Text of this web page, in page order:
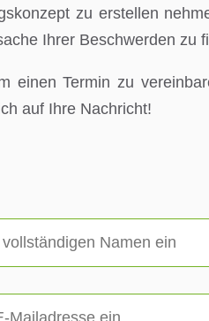
zu erstellen
Ihrer Beschwerden zu
einen Termin zu
auf Ihre Nachricht!